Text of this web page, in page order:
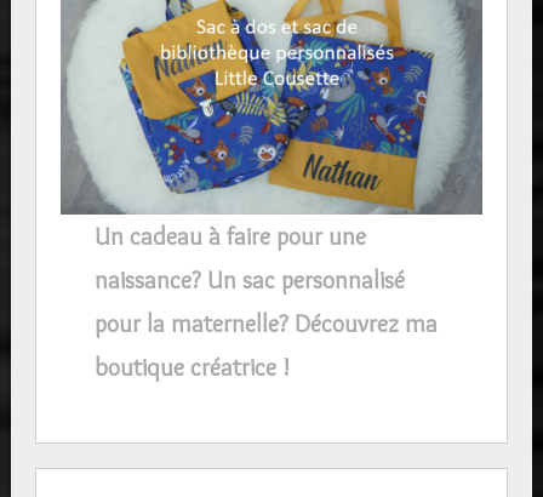
Un cadeau à faire pour une
naissance? Un sac personnalisé
pour la maternelle? Découvrez ma
boutique créatrice !